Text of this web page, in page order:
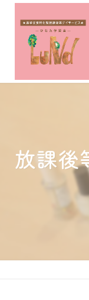
放課後